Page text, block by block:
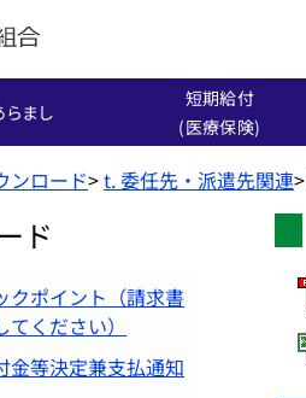
まし
短期給付
(医療保険)
ンロード>t. 委任先・派遣先関連>
ド
クポイント（請求書
ください）
金等決定兼支払通知